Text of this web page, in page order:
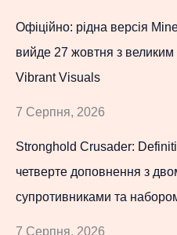
Офіційно: рідна версія
вийде 27 жовтня з
Vibrant Visuals
7 Серпня, 2026
Stronghold Crusader:
четверте доповнення з
супротивниками та
7 Серпня, 2026